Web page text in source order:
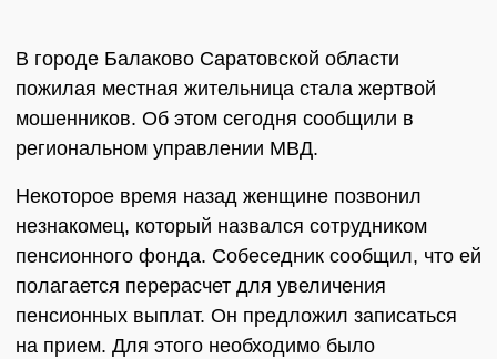
В городе Балаково Саратовской области
пожилая местная жительница стала жертвой
мошенников. Об этом сегодня сообщили в
региональном управлении МВД.
Некоторое время назад женщине позвонил
незнакомец, который назвался сотрудником
пенсионного фонда. Собеседник сообщил, что ей
полагается перерасчет для увеличения
пенсионных выплат. Он предложил записаться
на прием. Для этого необходимо было